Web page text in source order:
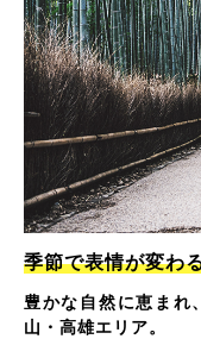
季節で表情が変わ
豊かな自然に恵まれ
山・高雄エリア。